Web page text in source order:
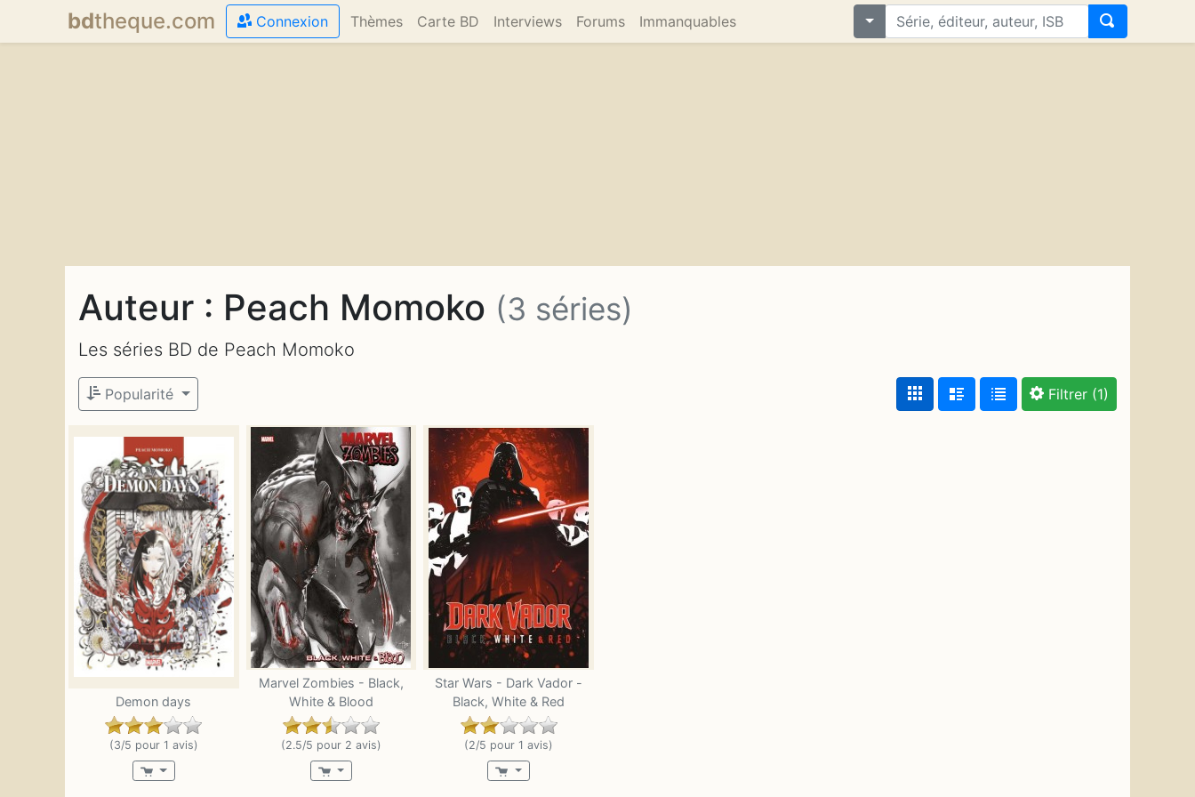
bdtheque.com Connexion Thèmes Carte BD Interviews Forums Immanquables
Auteur : Peach Momoko (3 séries)
Les séries BD de Peach Momoko
Popularité Filtrer (1)
Demon days
(3/5 pour 1 avis)
Marvel Zombies - Black,
White & Blood
(2.5/5 pour 2 avis)
Star Wars - Dark Vador -
Black, White & Red
(2/5 pour 1 avis)